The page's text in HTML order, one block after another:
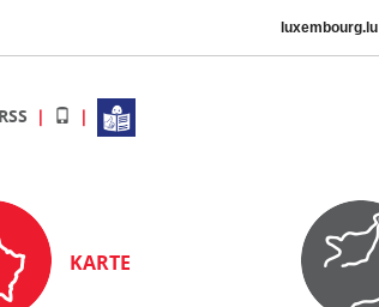
luxembourg.lu
RSS
KARTE